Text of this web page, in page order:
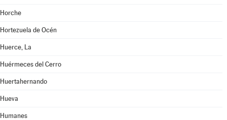
Horche
Hortezuela de Océn
Huerce, La
Huérmeces del Cerro
Huertahernando
Hueva
Humanes